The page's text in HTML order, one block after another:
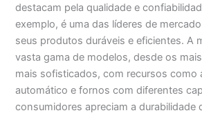
destacam pela qualidade e
exemplo, é uma das líderes de
seus produtos duráveis e eficientes. A
vasta gama de modelos, desde os
mais sofisticados, com recursos como
automático e fornos com diferentes
consumidores apreciam a durabilidade